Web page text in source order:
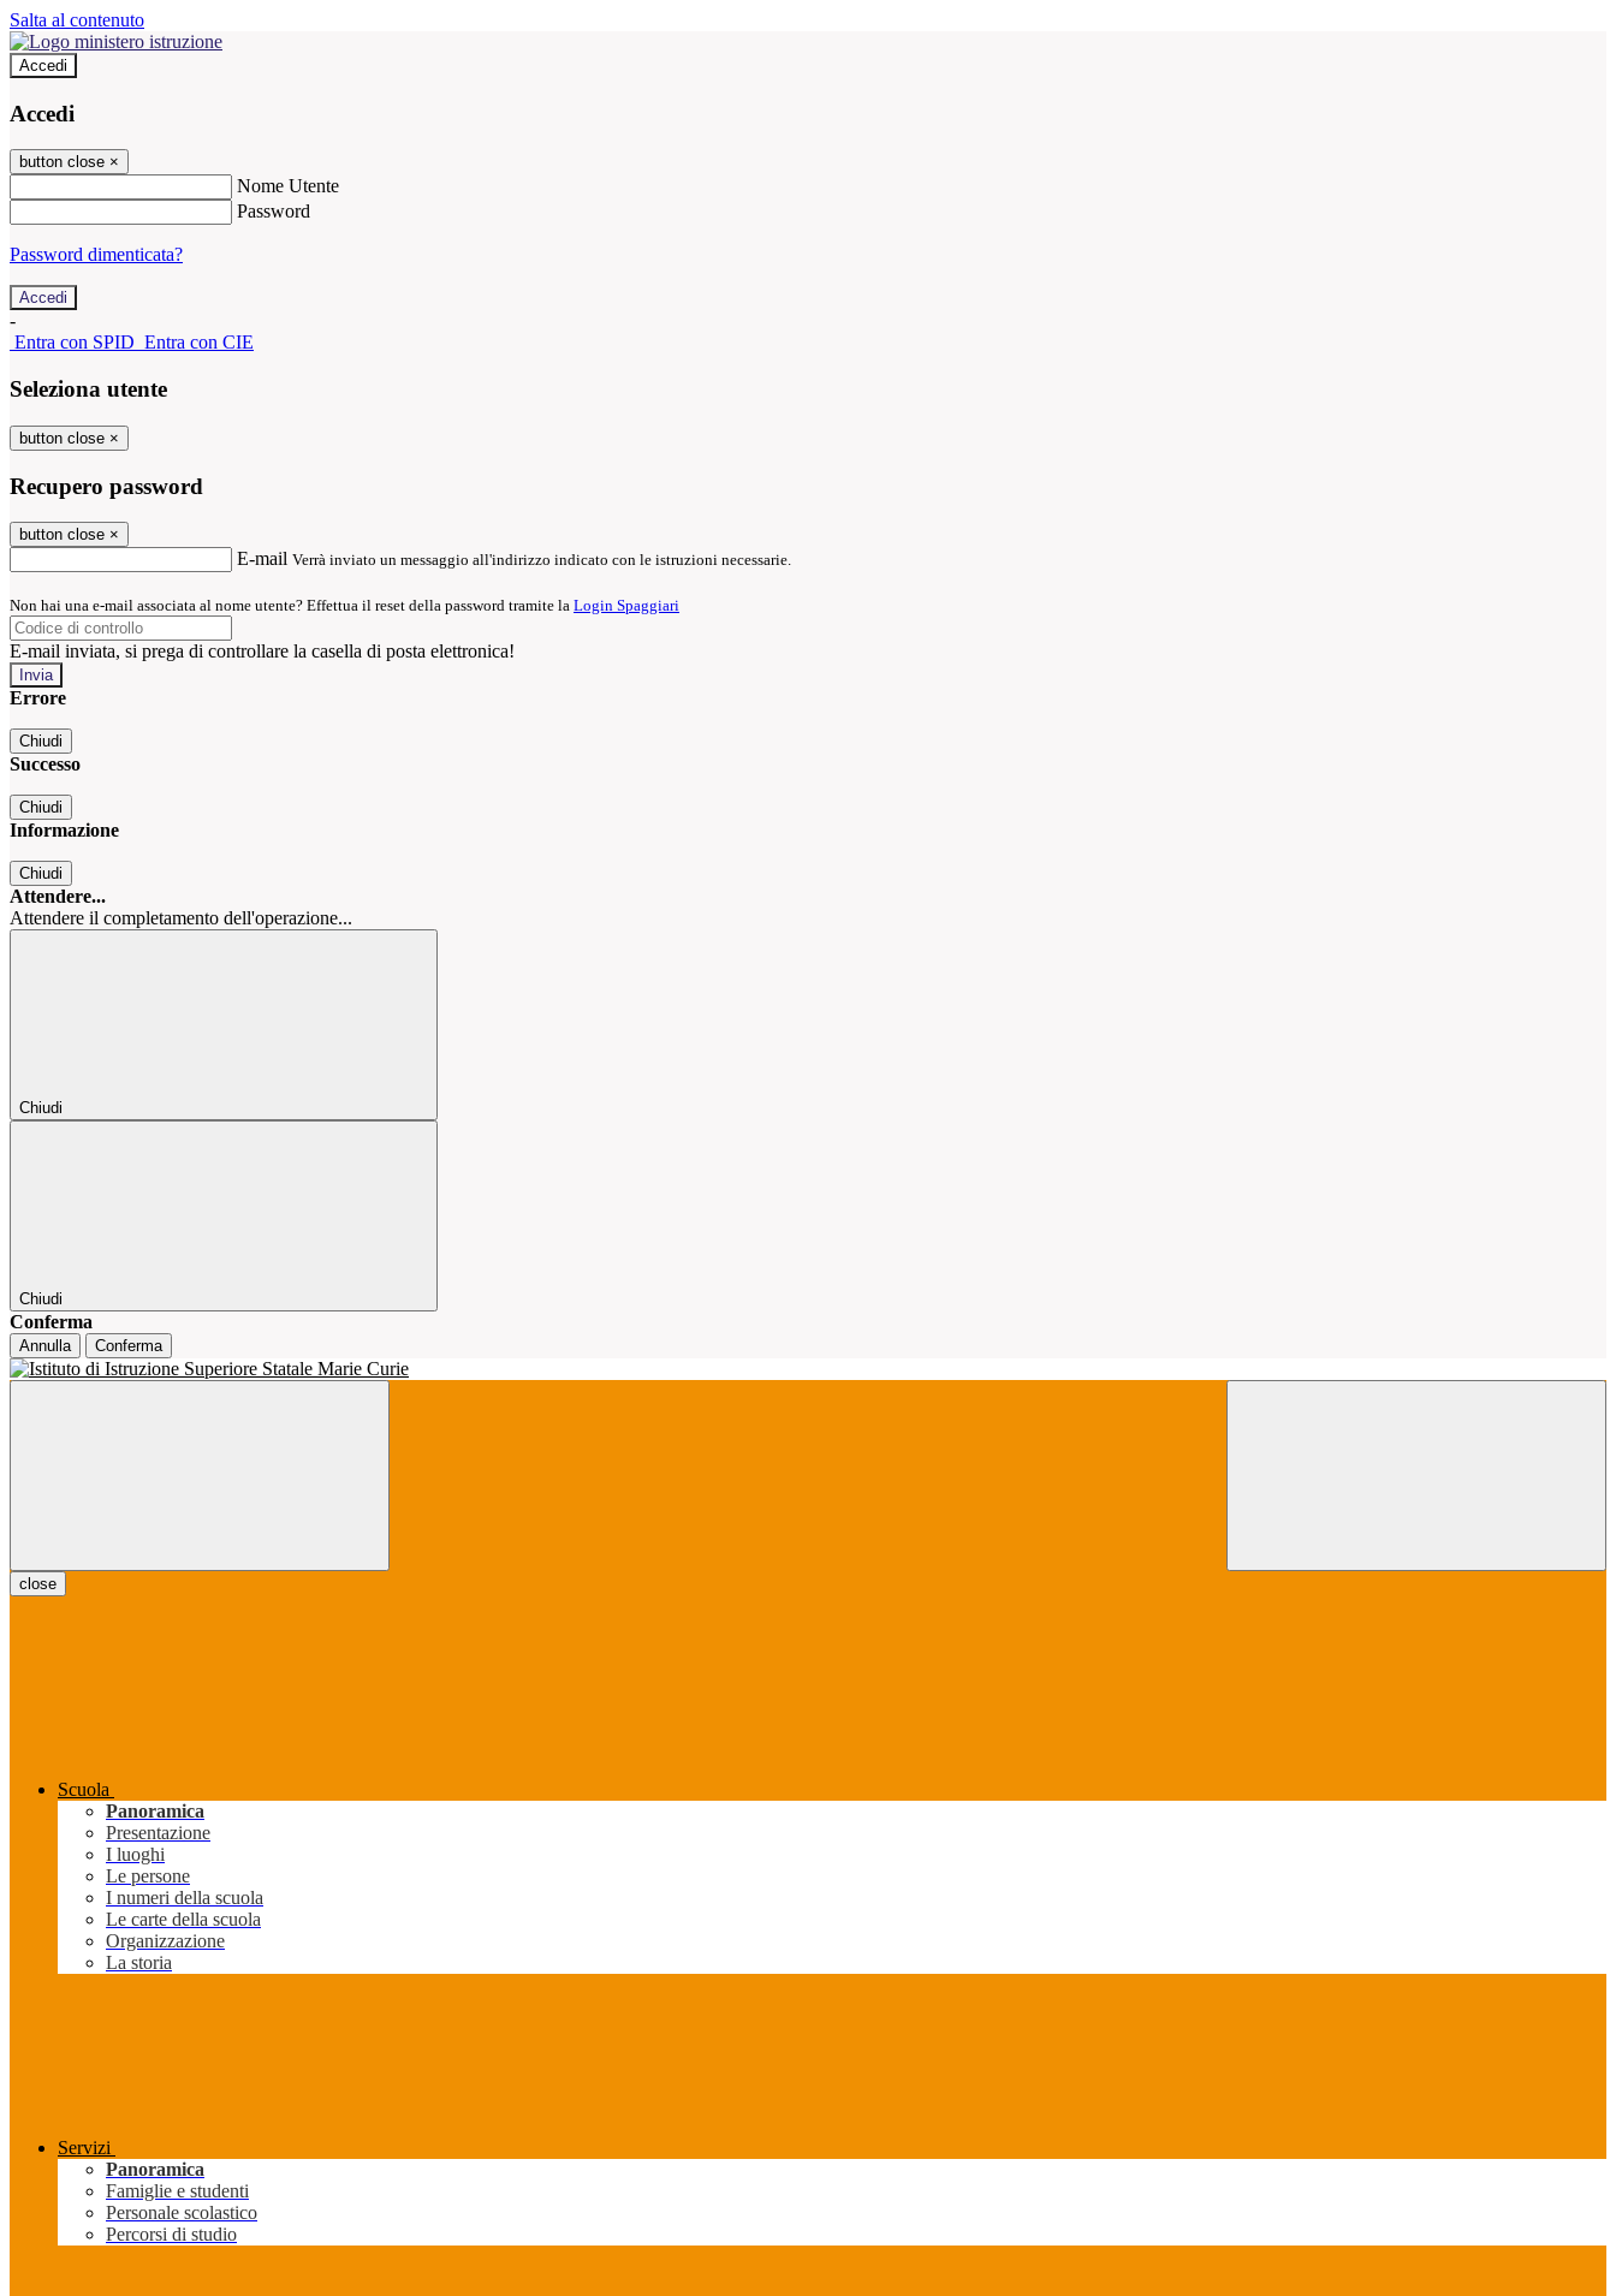
Salta al contenuto
Accedi
Accedi
button close ×
Nome Utente
Password
Password dimenticata?
-
Entra con SPID Entra con CIE
Seleziona utente
button close ×
Recupero password
button close ×
E-mail Verrà inviato un messaggio all'indirizzo indicato con le istruzioni necessarie.
Non hai una e-mail associata al nome utente? Effettua il reset della password tramite la Login Spaggiari
E-mail inviata, si prega di controllare la casella di posta elettronica!
Errore
Chiudi
Successo
Chiudi
Informazione
Chiudi
Attendere...
Attendere il completamento dell'operazione...
Chiudi
Chiudi
Conferma
Annulla Conferma
close
Scuola
Panoramica
Presentazione
I luoghi
Le persone
I numeri della scuola
Le carte della scuola
Organizzazione
La storia
Servizi
Panoramica
Famiglie e studenti
Personale scolastico
Percorsi di studio